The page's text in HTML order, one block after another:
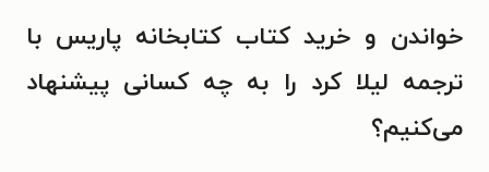
خواندن و خرید کتاب کتابخانه پاریس با
ترجمه لیلا کرد را به چه کسانی پیشنهاد
می‌کنیم؟